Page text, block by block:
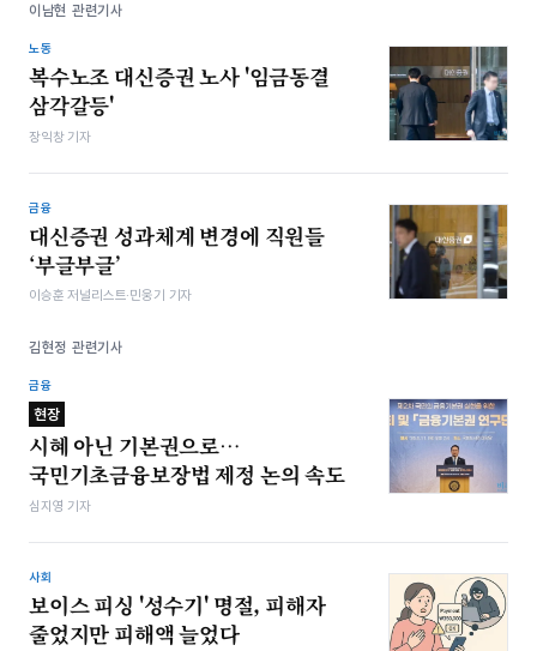
이남현 관련기사
노동
복수노조 대신증권 노사 '임금동결
삼각갈등'
장익창 기자
금융
대신증권 성과체계 변경에 직원들
‘부글부글’
이승훈 저널리스트·민웅기 기자
김현정 관련기사
금융
현장
시혜 아닌 기본권으로…
국민기초금융보장법 제정 논의 속도
심지영 기자
사회
보이스 피싱 '성수기' 명절, 피해자
줄었지만 피해액 늘었다